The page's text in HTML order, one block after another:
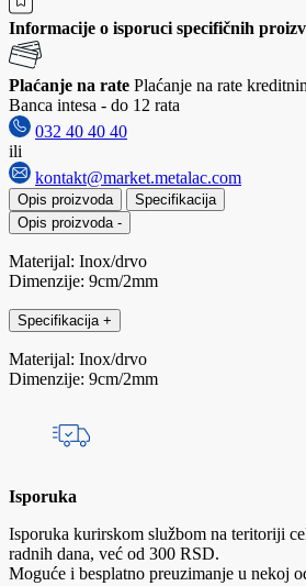
Informacije o isporuci specifičnih
Plaćanje na rate Plaćanje na rate
Banca intesa - do 12 rata
032 40 40 40
ili
kontakt@market.metalac.com
Opis proizvoda
Specifikacija
Opis proizvoda -
Materijal: Inox/drvo
Dimenzije: 9cm/2mm
Specifikacija +
Materijal: Inox/drvo
Dimenzije: 9cm/2mm
Isporuka
Isporuka kurirskom službom na teritoriji
radnih dana, već od 300 RSD.
Moguće i besplatno preuzimanje u nekoj